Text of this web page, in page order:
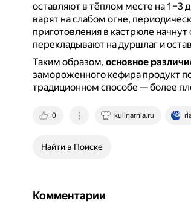
оставляют в тёплом месте на 1–3
варят на слабом огне,
приготовления в кастрюле
перекладывают на дуршлаг и
Таким образом, основное
замороженного кефира продукт
традиционном способе — более
0 kulinarnia.ru
Найти в Поиске
Комментарии